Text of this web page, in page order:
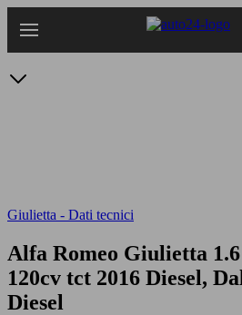
Giulietta - Dati tecnici
Alfa Romeo Giulietta
120cv tct 2016 Diesel,
Diesel